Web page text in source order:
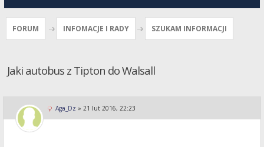
FORUM INFOMACJE I RADY SZUKAM INFORMACJI
Jaki autobus z Tipton do Walsall
Aga_Dz » 21 lut 2016, 22:23